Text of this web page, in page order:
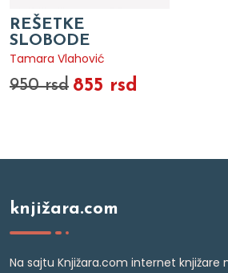
REŠETKE
SLOBODE
Tamara Vlahović
950 rsd 855 rsd
knjižara.com
Na sajtu Knjižara.com internet knjižare